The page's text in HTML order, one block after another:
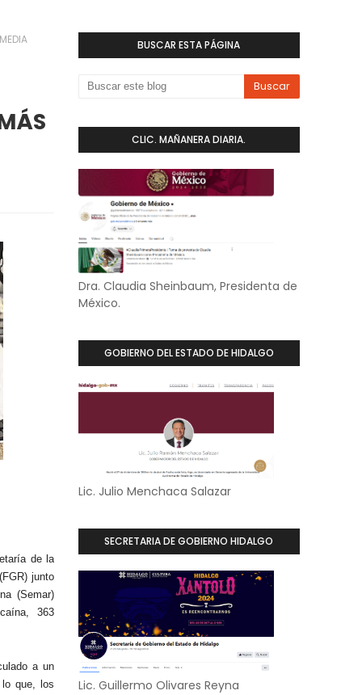
de la
junto
(Semar)
363
a un
lo que, los
BUSCAR ESTA PÁGINA
CLIC. MAÑANERA DIARIA.
Dra. Claudia Sheinbaum, Presidenta de
México.
GOBIERNO DEL ESTADO DE HIDALGO
Lic. Julio Menchaca Salazar
SECRETARIA DE GOBIERNO HIDALGO
Lic. Guillermo Olivares Reyna